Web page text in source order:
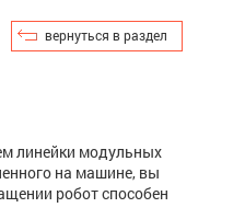
вернуться в раздел
линейки модульных
на машине, вы
робот способен